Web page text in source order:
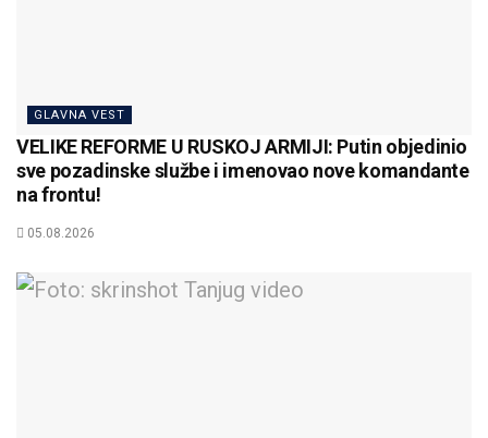
GLAVNA VEST
VELIKE REFORME U RUSKOJ ARMIJI: Putin objedinio
sve pozadinske službe i imenovao nove komandante
na frontu!
05.08.2026